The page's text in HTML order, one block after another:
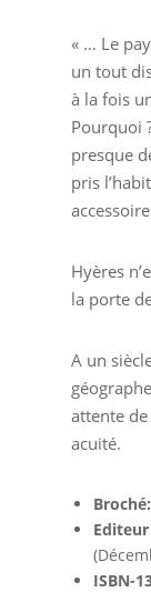
« … Le
un tout
à la fois
Pourquoi
presque
pris
Hyères
la porte
A un
attente
acuité.
Broché:
Editeur
ISBN-